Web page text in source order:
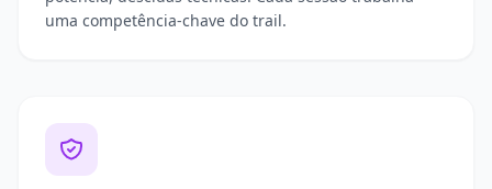
uma competência-chave do trail.